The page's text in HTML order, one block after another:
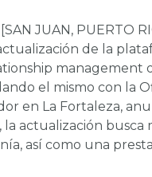
JUAN, PUERTO
de la
management
el mismo con la
en La Fortaleza,
la actualización
así como una